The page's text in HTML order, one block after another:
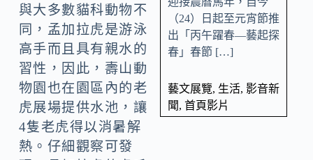
與大多數貓科動物不
同，孟加拉虎是游泳
高手而且具有親水的
習性，因此，壽山動
物園也在園區內的老
虎展場提供水池，讓
4隻老虎得以消暑解
熱。仔細觀察可發
（24）日起至元宵節推
出「丙午躍春—藝起探
春」春節 […]
藝文展覽, 生活, 影音新
聞, 首頁影片